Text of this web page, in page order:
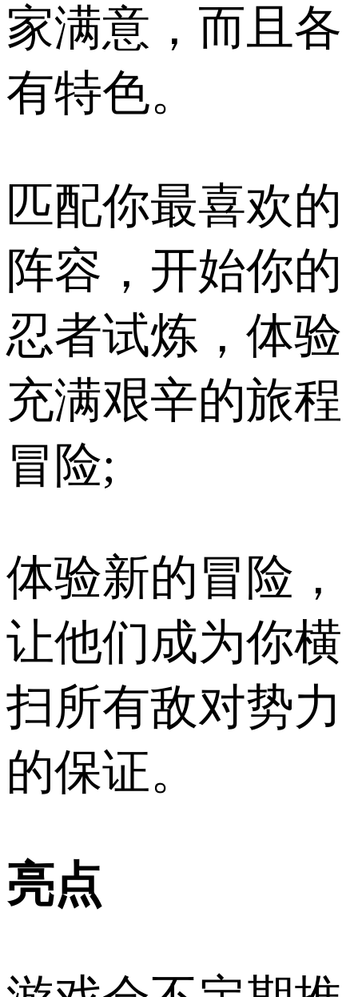
家满意，而且各
有特色。
匹配你最喜欢的
阵容，开始你的
忍者试炼，体验
充满艰辛的旅程
冒险;
体验新的冒险，
让他们成为你横
扫所有敌对势力
的保证。
亮点